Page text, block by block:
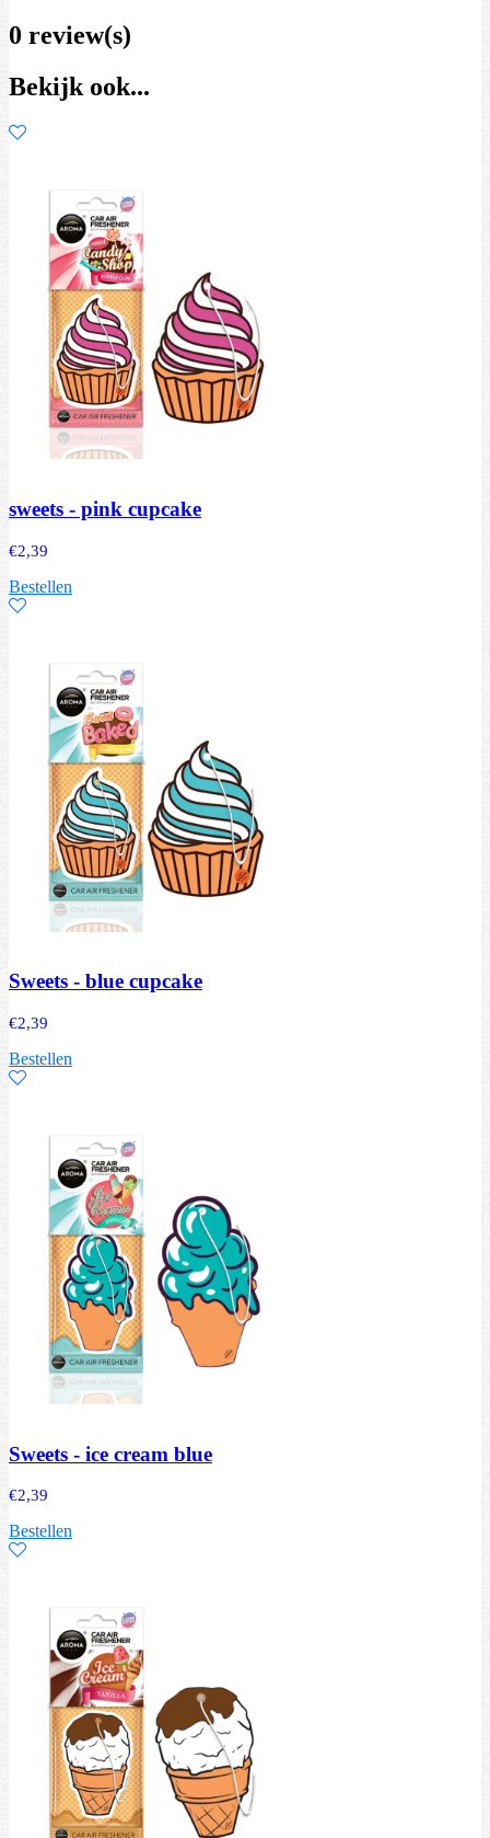
0 review(s)
Bekijk ook...
sweets - pink cupcake
€2,39
Bestellen
Sweets - blue cupcake
€2,39
Bestellen
Sweets - ice cream blue
€2,39
Bestellen